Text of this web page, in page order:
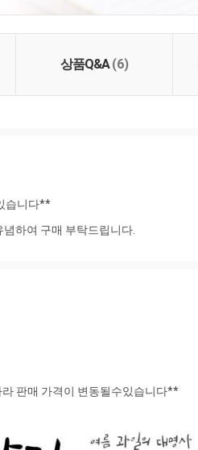
상품Q&A(6)
습니다**
하여 구매 부탁드립니다.
판매 가격이 변동될수있습니다**